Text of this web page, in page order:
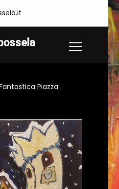
Piazza